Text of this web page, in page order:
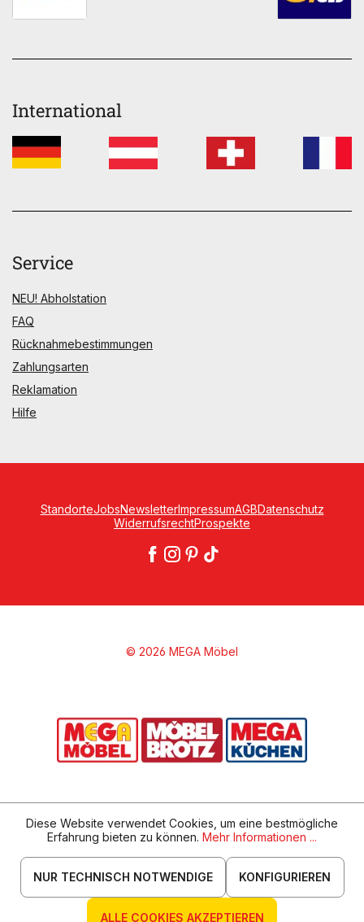
International
Service
NEU! Abholstation
FAQ
Rücknahmebestimmungen
Zahlungsarten
Reklamation
Hilfe
StandorteJobsNewsletterImpressumAGBDatenschutz
WiderrufsrechtProspekte
© 2026 MEGA Möbel
Diese Website verwendet Cookies, um eine bestmögliche
Erfahrung bieten zu können. Mehr Informationen ...
NUR TECHNISCH NOTWENDIGE KONFIGURIEREN
ALLE COOKIES AKZEPTIEREN